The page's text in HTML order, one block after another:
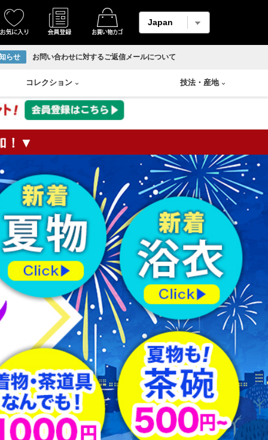
らせ お問い合わせに対するご返信メールについて
着物 羽織
男物帯 長襦袢
アンサンブル
羽織紐 下駄
足袋 その他
縮緬・錦紗 柄メイン生地
紬生地 麻生地
材料用反物 材料用洗い張り
はぎれ
リサイクル反物 ホームコート
香炉 香合
香盆 花瓶
壷
コレクション
Swarovski
技法 ・ 産地
輪島塗り 山中塗り
漆塗り 蒔絵
朱漆塗
！▼